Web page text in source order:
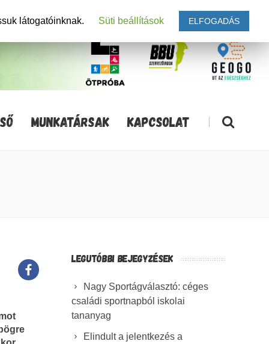
MUNKATÁRSAK KAPCSOLAT |
LEGUTÓBBI BEJEGYZÉSEK
Nagy Sportágválasztó: céges
családi sportnapból iskolai
tananyag
Elindult a jelentkezés a
látogatóinknak. Süti beállítások ELFOGADÁS